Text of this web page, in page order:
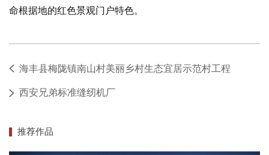
命根据地的红色景观门户特色。
海丰县梅陇镇南山村美丽乡村生态宜居示范村工程
西安兄弟标准缝纫机厂
推荐作品